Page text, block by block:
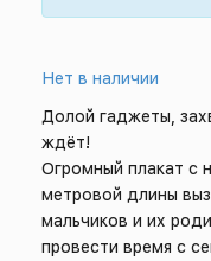
Нет в наличии
Долой гаджеты,
ждёт!
Огромный плакат с
метровой длины
мальчиков и их
провести время с